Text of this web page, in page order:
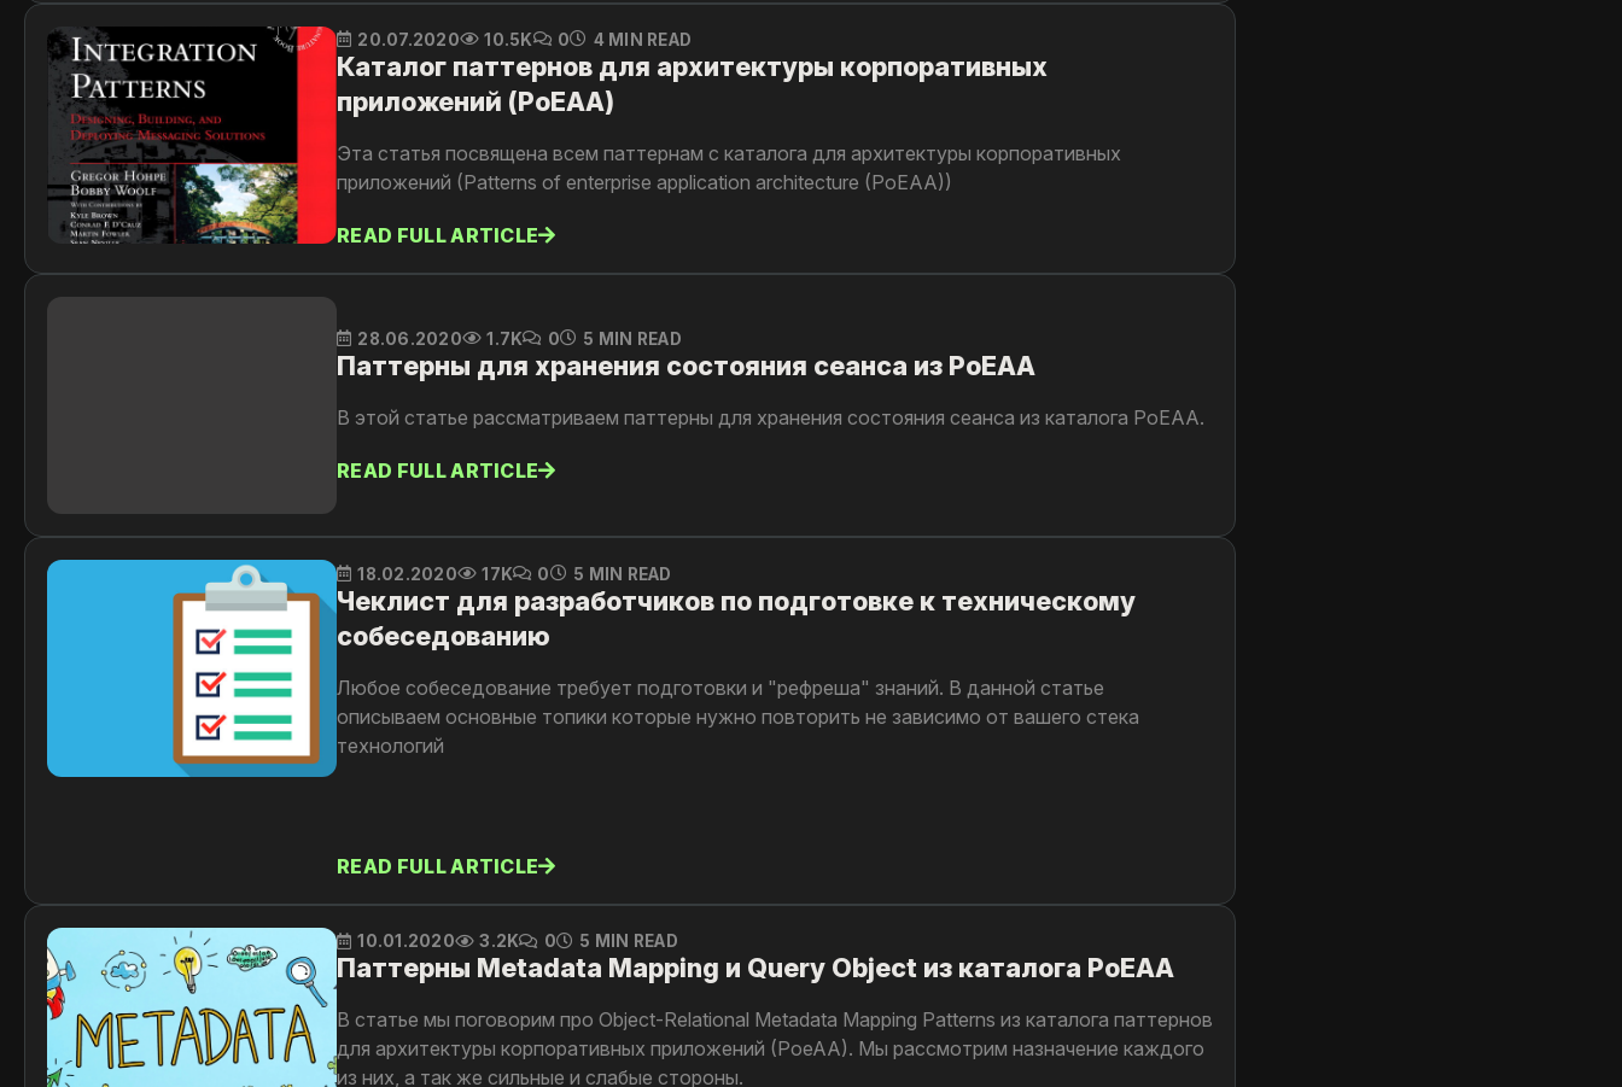
20.07.2020 10.5K 0 4 MIN READ
Каталог паттернов для архитектуры корпоративных
приложений (PoEAA)
Эта статья посвящена всем паттернам с каталога для архитектуры корпоративных
приложений (Patterns of enterprise application architecture (PoEAA))
READ FULL ARTICLE
28.06.2020 1.7K 0 5 MIN READ
Паттерны для хранения состояния сеанса из PoEAA
В этой статье рассматриваем паттерны для хранения состояния сеанса из каталога PoEAA.
READ FULL ARTICLE
18.02.2020 17K 0 5 MIN READ
Чеклист для разработчиков по подготовке к техническому
собеседованию
Любое собеседование требует подготовки и "рефреша" знаний. В данной статье
описываем основные топики которые нужно повторить не зависимо от вашего стека
технологий
READ FULL ARTICLE
10.01.2020 3.2K 0 5 MIN READ
Паттерны Metadata Mapping и Query Object из каталога PoEAA
В статье мы поговорим про Object-Relational Metadata Mapping Patterns из каталога паттернов
для архитектуры корпоративных приложений (PoeAA). Мы рассмотрим назначение каждого
из них, а так же сильные и слабые стороны.